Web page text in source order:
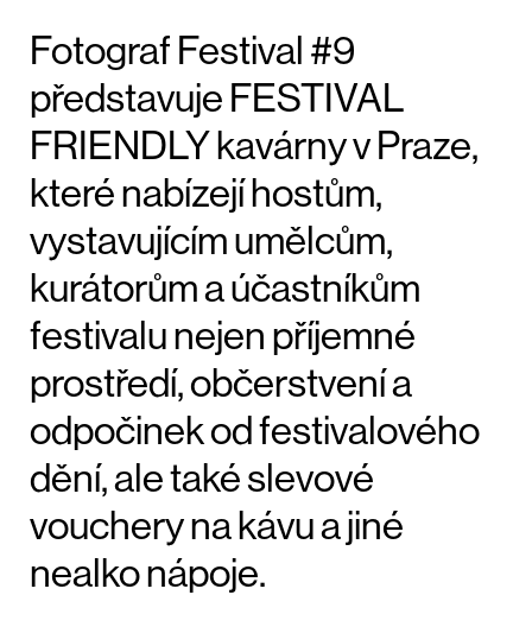
Fotograf Festival #9
představuje FESTIVAL
FRIENDLY kavárny v Praze,
které nabízejí hostům,
vystavujícím umělcům,
kurátorům a účastníkům
festivalu nejen příjemné
prostředí, občerstvení a
odpočinek od festivalového
dění, ale také slevové
vouchery na kávu a jiné
nealko nápoje.